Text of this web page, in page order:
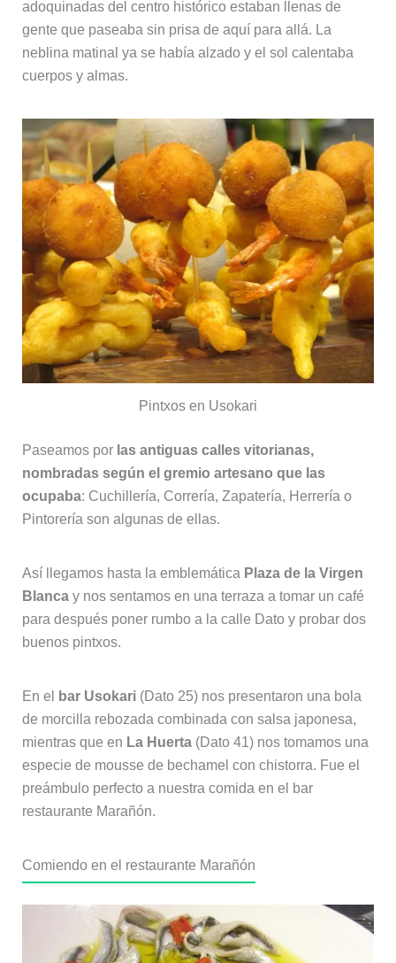
adoquinadas del centro histórico estaban llenas de
gente que paseaba sin prisa de aquí para allá. La
neblina matinal ya se había alzado y el sol calentaba
cuerpos y almas.
Pintxos en Usokari
Paseamos por las antiguas calles vitorianas,
nombradas según el gremio artesano que las
ocupaba: Cuchillería, Correría, Zapatería, Herrería o
Pintorería son algunas de ellas.
Así llegamos hasta la emblemática Plaza de la Virgen
Blancay nos sentamos en una terraza a tomar un café
para después poner rumbo a la calle Dato y probar dos
buenos pintxos.
En el bar Usokari(Dato 25) nos presentaron una bola
de morcilla rebozada combinada con salsa japonesa,
mientras que en La Huerta(Dato 41) nos tomamos una
especie de mousse de bechamel con chistorra. Fue el
preámbulo perfecto a nuestra comida en el bar
restaurante Marañón.
Comiendo en el restaurante Marañón